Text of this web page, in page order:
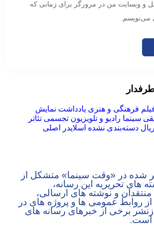
و وبسایت من در مرورگر برای زمانی که
می‌نویسم.
فرهنگی و هنری یادداشت نمایش
سینما رادیو و تلویزیون تجسمی تئاتر
دسته‌بندی نشده اسلایدر اصلی
شده در «وقت سینما» متشکل از
های تحریریه این رسانه،
و نوشته های ارسالی،
از روابط عمومی ها و پروژه های در
برخی از خبرهای رسانه های
است.